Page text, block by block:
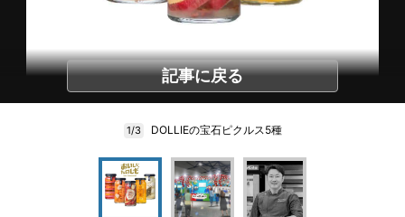
記事に戻る
1/3 DOLLIEの宝石ピクルス5種